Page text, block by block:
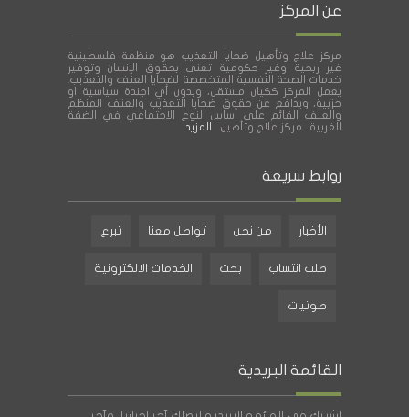
عن المركز
مركز علاج وتأهيل ضحايا التعذيب هو منظمة فلسطينية
غير ربحية وغير حكومية تعنى بحقوق الإنسان وتوفير
خدمات الصحة النفسية المتخصصة لضحايا العنف والتعذيب.
يعمل المركز ككيان مستقل، وبدون أي اجندة سياسية او
حزبية، ويدافع عن حقوق ضحايا التعذيب والعنف المنظم
والعنف القائم على أساس النوع الاجتماعي في الضفة
الغربية . مركز علاج وتأهيل
المزيد
روابط سريعة
الأخبار من نحن تواصل معنا تبرع
طلب انتساب بحث الخدمات الالكترونية
صوتيات
القائمة البريدية